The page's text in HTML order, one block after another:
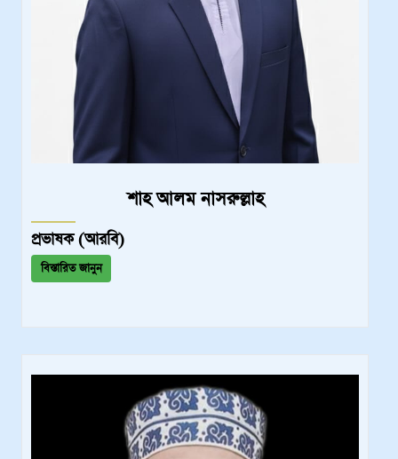
শাহ আলম নাসরুল্লাহ
প্রভাষক (আরবি)
বিস্তারিত জানুন